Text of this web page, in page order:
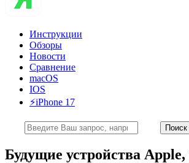
Инструкции
Обзоры
Новости
Сравнение
macOS
IOS
⚡️iPhone 17
Будущие устройства